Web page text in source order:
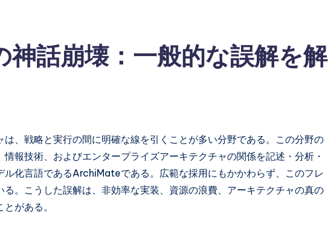
話崩壊：一般的な誤解を解
、戦略と実行の間に明確な線を引くことが多い分野である。この分野の
報技術、およびエンタープライズアーキテクチャの関係を記述・分析・
ル化言語であるArchiMateである。広範な採用にもかかわらず、このフレ
。こうした誤解は、非効率な実装、資源の浪費、アーキテクチャの真の
がある。